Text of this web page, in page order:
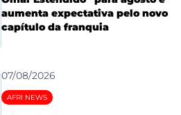
aumenta expectativa pelo novo
capítulo da franquia
07/08/2026
AFRI NEWS